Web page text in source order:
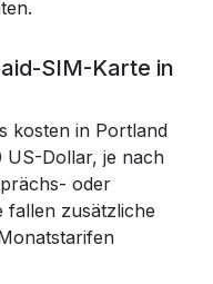
SIM-Karte in
kosten in Portland
US-Dollar, je nach
oder
fallen zusätzliche